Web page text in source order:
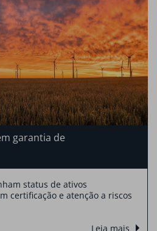
garantia de
status de ativos
certificação e atenção a riscos
Leia mais